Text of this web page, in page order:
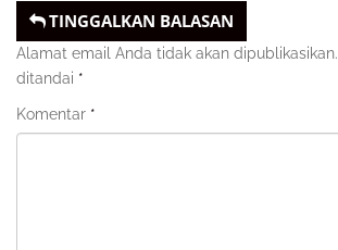
TINGGALKAN BALASAN
Alamat email Anda tidak akan dipublikasikan.
ditandai *
Komentar *